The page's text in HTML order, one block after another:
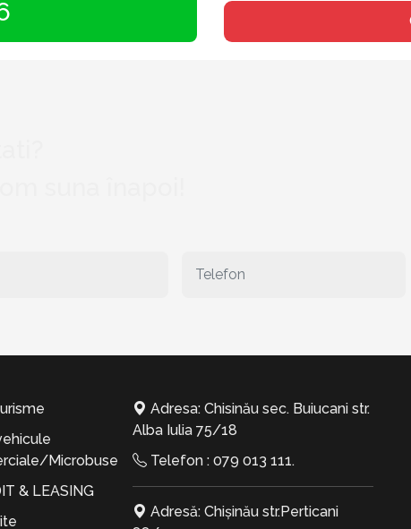
Microbuse
& LEASING
Adresa: Chisinău sec. Buiucani str.
Alba Iulia 75/18
Telefon : 079 013 111.
Adresă: Chișinău str.Perticani